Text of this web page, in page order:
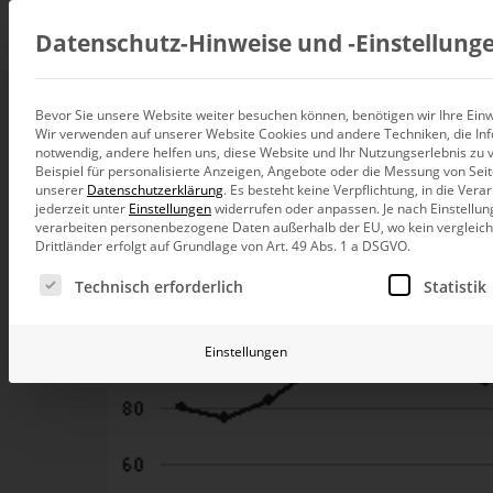
Beratung
Datenintegration
Individuelle Datenarchitektur-
BI und Analytics
Ganzheitliche Data-Analytics-
Planung, Forecasting und Simulation
Betrieb und
Datenschutz-Hinweise und
Bevor Sie unsere Website weiter besuchen können, benötigen wir Ihre
Wir verwenden auf unserer Website Cookies und andere Techniken, die
notwendig, andere helfen uns, diese Website und Ihr Nutzungserlebnis zu
Beispiel für personalisierte Anzeigen, Angebote oder die Messung von
unserer Datenschutzerklärung. Es besteht keine Verpflichtung, in die
jederzeit unter Einstellungenwiderrufen oder anpassen. Je nach
verarbeiten personenbezogene Daten außerhalb der EU, wo kein
Drittländer erfolgt auf Grundlage von Art. 49 Abs. 1 a DSGVO.
Es folgt eine Liste der Service-Gruppen, für die eine
Technisch erforderlich Statistik
Einstellungen